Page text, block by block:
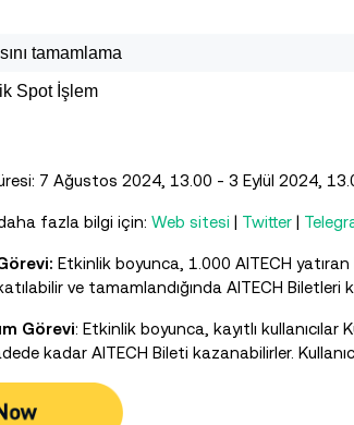
tamamlama
Spot İşlem
7 Ağustos 2024, 13.00 - 3 Eylül 2024,
fazla bilgi için: Web sitesi | Twitter |
Etkinlik boyunca, 1.000 AITECH yatıran
ve tamamlandığında AITECH Biletleri
Görevi: Etkinlik boyunca, kayıtlı
kadar AITECH Bileti kazanabilirler.